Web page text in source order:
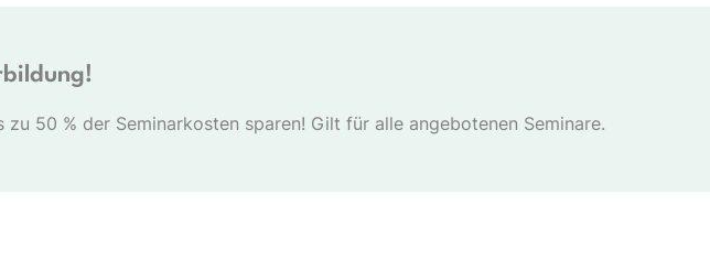
zu 50 % der Seminarkosten sparen! Gilt für alle angebotenen Seminare.